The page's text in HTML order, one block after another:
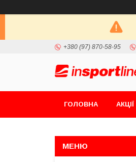
+380 (97) 870-58-95
ГОЛОВНА АКЦІЇ